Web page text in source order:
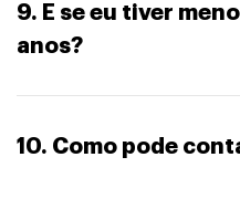
9. E se eu tiver
anos?
10. Como pode